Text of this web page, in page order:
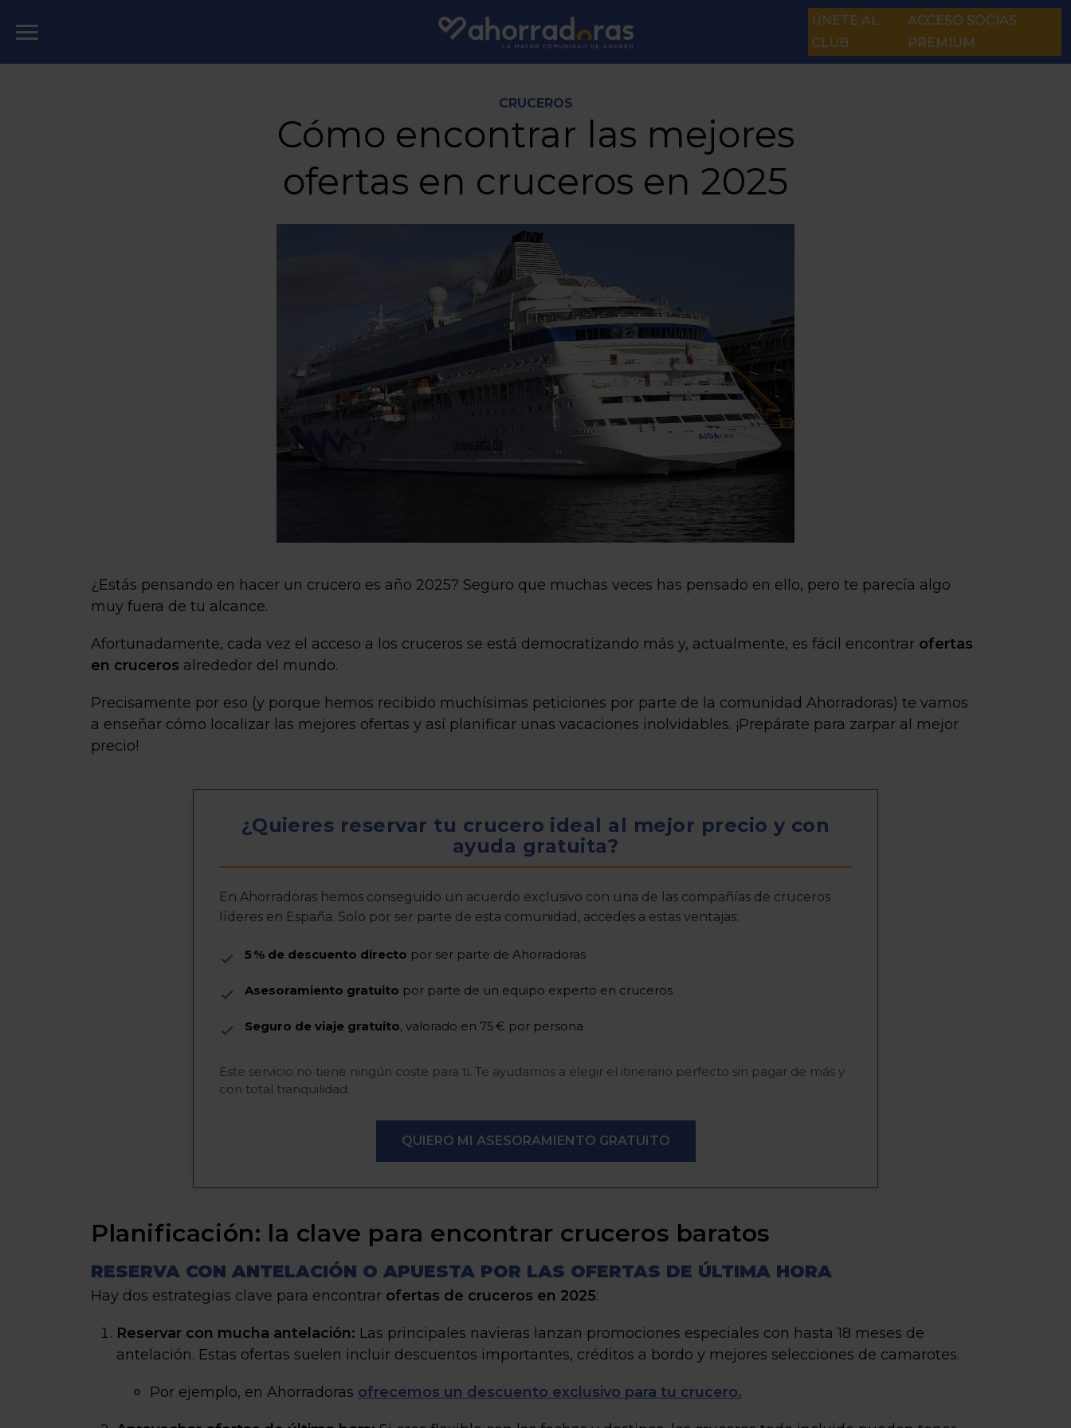
ÚNETE AL
CLUB
ACCESO SOCIAS
PREMIUM
CRUCEROS
Cómo encontrar las mejores
ofertas en cruceros en 2025
¿Estás pensando en hacer un crucero es año 2025? Seguro que muchas veces has pensado en ello, pero te parecía algo
muy fuera de tu alcance.
Afortunadamente, cada vez el acceso a los cruceros se está democratizando más y, actualmente, es fácil encontrar ofertas
en cruceros alrededor del mundo.
Precisamente por eso (y porque hemos recibido muchísimas peticiones por parte de la comunidad Ahorradoras) te vamos
a enseñar cómo localizar las mejores ofertas y así planificar unas vacaciones inolvidables. ¡Prepárate para zarpar al mejor
precio!
¿Quieres reservar tu crucero ideal al mejor precio y con
ayuda gratuita?
En Ahorradoras hemos conseguido un acuerdo exclusivo con una de las compañías de cruceros
líderes en España. Solo por ser parte de esta comunidad, accedes a estas ventajas:
5 % de descuento directo por ser parte de Ahorradoras
Asesoramiento gratuito por parte de un equipo experto en cruceros
Seguro de viaje gratuito, valorado en 75 € por persona
Este servicio no tiene ningún coste para ti. Te ayudamos a elegir el itinerario perfecto sin pagar de más y
con total tranquilidad.
QUIERO MI ASESORAMIENTO GRATUITO
Planificación: la clave para encontrar cruceros baratos
RESERVA CON ANTELACIÓN O APUESTA POR LAS OFERTAS DE ÚLTIMA HORA
Hay dos estrategias clave para encontrar ofertas de cruceros en 2025:
Reservar con mucha antelación: Las principales navieras lanzan promociones especiales con hasta 18 meses de
antelación. Estas ofertas suelen incluir descuentos importantes, créditos a bordo y mejores selecciones de camarotes.
Por ejemplo, en Ahorradoras ofrecemos un descuento exclusivo para tu crucero.